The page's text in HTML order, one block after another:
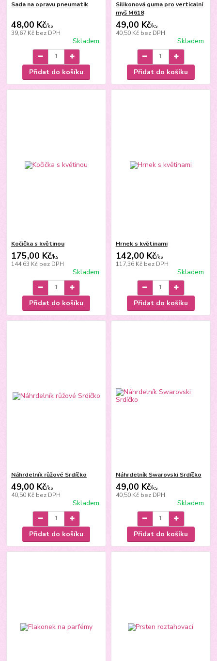
Sada na opravu pneumatik
48,00 Kč/ks
39,67 Kč bez DPH
Skladem
Přidat do košíku
Silikonová guma pro verticalní
myš M618
49,00 Kč/ks
40,50 Kč bez DPH
Skladem
Přidat do košíku
Kočička s květinou
175,00 Kč/ks
144,63 Kč bez DPH
Skladem
Přidat do košíku
Hrnek s květinami
142,00 Kč/ks
117,36 Kč bez DPH
Skladem
Přidat do košíku
Náhrdelník růžové Srdíčko
49,00 Kč/ks
40,50 Kč bez DPH
Skladem
Přidat do košíku
Náhrdelník Swarovski Srdíčko
49,00 Kč/ks
40,50 Kč bez DPH
Skladem
Přidat do košíku